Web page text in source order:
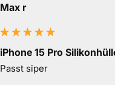
Max r
iPhone 15 Pro
Passt siper